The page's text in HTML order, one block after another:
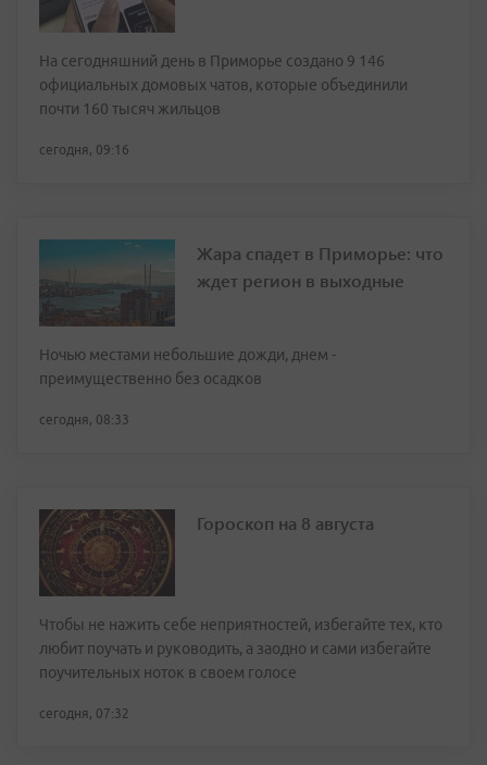
На сегодняшний день в Приморье создано 9 146
официальных домовых чатов, которые объединили
почти 160 тысяч жильцов
сегодня, 09:16
Жара спадет в Приморье: что
ждет регион в выходные
Ночью местами небольшие дожди, днем -
преимущественно без осадков
сегодня, 08:33
Гороскоп на 8 августа
Чтобы не нажить себе неприятностей, избегайте тех, кто
любит поучать и руководить, а заодно и сами избегайте
поучительных ноток в своем голосе
сегодня, 07:32